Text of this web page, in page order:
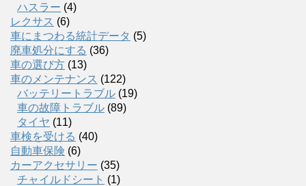
ハスラー (4)
レクサス (6)
車にまつわる統計データ (5)
廃車処分にする (36)
車の選び方 (13)
車のメンテナンス (122)
バッテリートラブル (19)
車の故障トラブル (89)
タイヤ (11)
車検を受ける (40)
自動車保険 (6)
カーアクセサリー (35)
チャイルドシート (1)